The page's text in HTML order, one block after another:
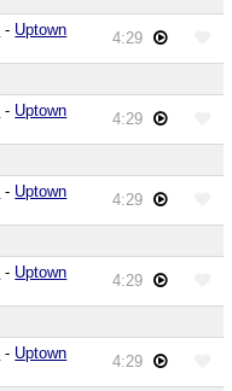
- Uptown
4:29
- Uptown
4:29
- Uptown
4:29
- Uptown
4:29
- Uptown
4:29